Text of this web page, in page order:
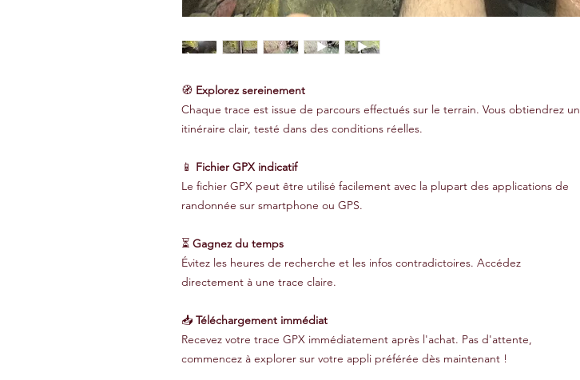
🧭 Explorez sereinement
Chaque trace est issue de parcours effectués sur le terrain. Vous obtiendrez un
itinéraire clair, testé dans des conditions réelles.
📱 Fichier GPX indicatif
Le fichier GPX peut être utilisé facilement avec la plupart des applications de
randonnée sur smartphone ou GPS.
⏳ Gagnez du temps
Évitez les heures de recherche et les infos contradictoires. Accédez
directement à une trace claire.
📥 Téléchargement immédiat
Recevez votre trace GPX immédiatement après l'achat. Pas d'attente,
commencez à explorer sur votre appli préférée dès maintenant !